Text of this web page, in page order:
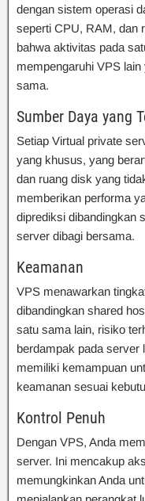
dengan sistem operasi
seperti CPU, RAM, dan
bahwa aktivitas pada
mempengaruhi VPS
sama.
Sumber Daya yang
Setiap Virtual private
yang khusus, yang
dan ruang disk yang
memberikan performa
diprediksi dibandingkan
server dibagi bersama.
Keamanan
VPS menawarkan
dibandingkan shared
satu sama lain, risiko
berdampak pada server
memiliki kemampuan
keamanan sesuai
Kontrol Penuh
Dengan VPS, Anda
server. Ini mencakup
memungkinkan Anda